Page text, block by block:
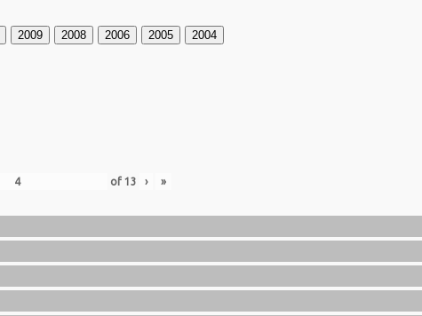
2009 2008 2006 2005 2004
of 13 › »